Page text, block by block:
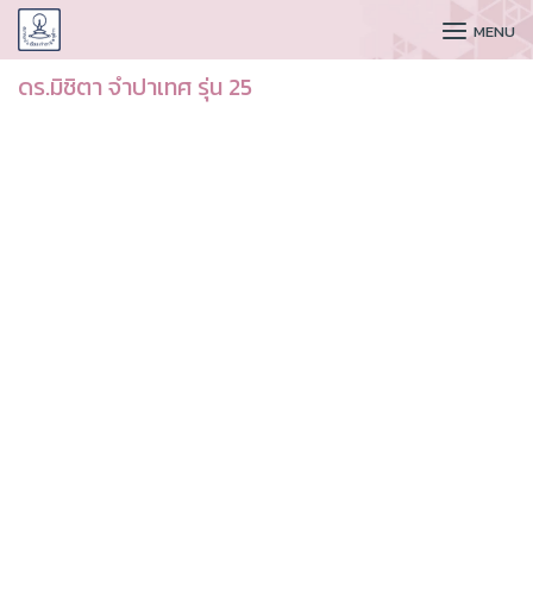
CUDAA MENU
ดร.มิชิตา จำปาเทศ รุ่น 25